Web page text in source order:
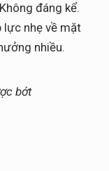
đáng kể.
lực nhẹ về mặt
nhiều.
bớt